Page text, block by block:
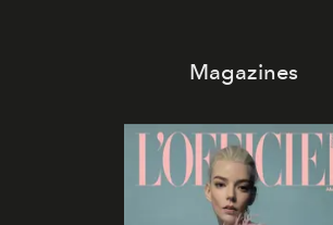
Magazines